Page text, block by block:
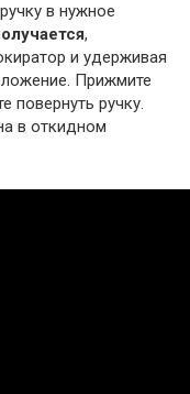
в нужное
,
и удерживая
Прижмите
повернуть ручку.
в откидном